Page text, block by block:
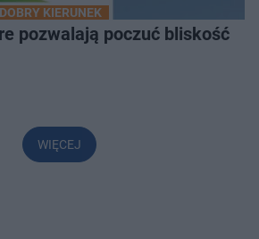
KIERUNEK
pozwalają poczuć bliskość
WIĘCEJ